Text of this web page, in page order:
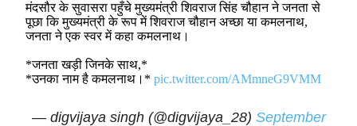
मंदसौर के सुवासरा पहुँचे मुख्यमंत्री शिवराज सिंह चौहान ने जनता से
पूछा कि मुख्यमंत्री के रूप में शिवराज चौहान अच्छा या कमलनाथ,
जनता ने एक स्वर में कहा कमलनाथ।
*जनता खड़ी जिनके साथ,*
*उनका नाम है कमलनाथ।*pic.twitter.com/AMmneG9VMM
— digvijaya singh (@digvijaya_28) September